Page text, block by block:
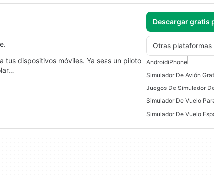
Descargar gratis
Otras plataformas
tus dispositivos móviles. Ya seas un piloto
AndroidiPhone
Simulador De Vuelo